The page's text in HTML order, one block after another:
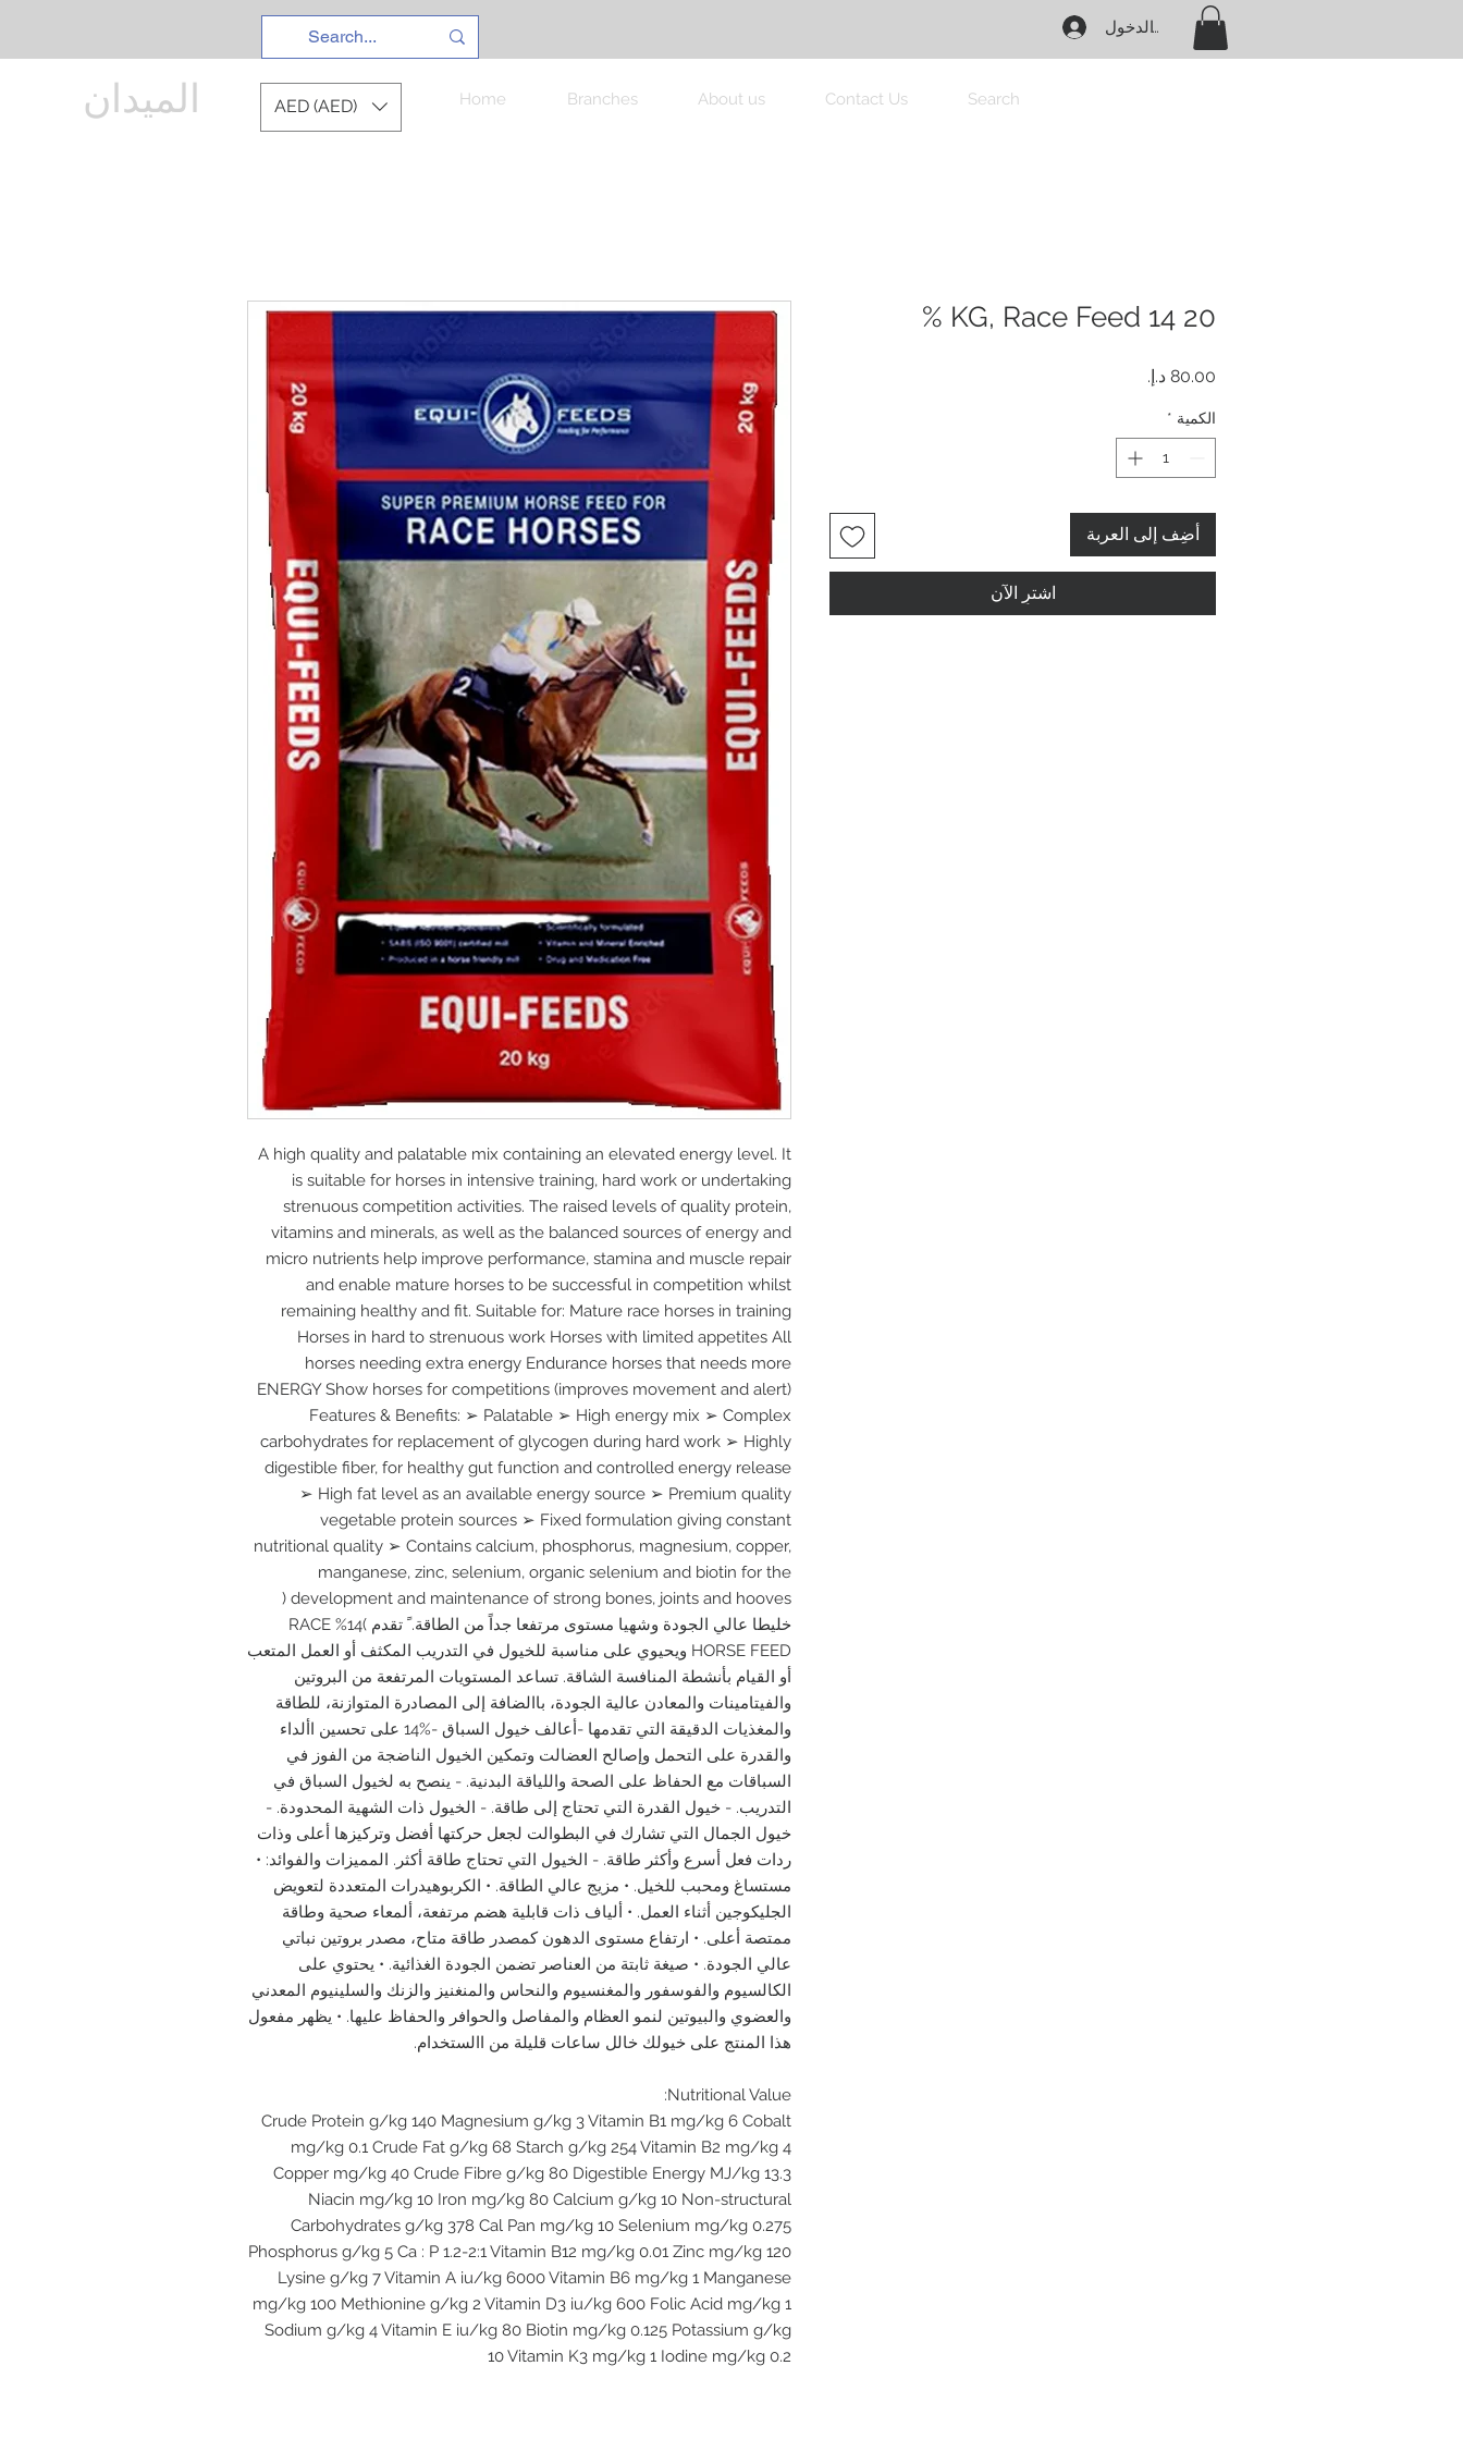
تسجيل الدخول
الميدان AED (AED) Home Branches About us Contact Us Search
A high quality and palatable mix containing an elevated energy level. It
is suitable for horses in intensive training, hard work or undertaking
strenuous competition activities. The raised levels of quality protein,
vitamins and minerals, as well as the balanced sources of energy and
micro nutrients help improve performance, stamina and muscle repair
and enable mature horses to be successful in competition whilst
remaining healthy and fit. Suitable for: Mature race horses in training
Horses in hard to strenuous work Horses with limited appetites All
horses needing extra energy Endurance horses that needs more
ENERGY Show horses for competitions (improves movement and alert)
Features & Benefits: ➢ Palatable ➢ High energy mix ➢ Complex
carbohydrates for replacement of glycogen during hard work ➢ Highly
digestible fiber, for healthy gut function and controlled energy release
➢ High fat level as an available energy source ➢ Premium quality
vegetable protein sources ➢ Fixed formulation giving constant
nutritional quality ➢ Contains calcium, phosphorus, magnesium, copper,
manganese, zinc, selenium, organic selenium and biotin for the
development and maintenance of strong bones, joints and hooves (
خليطا عالي الجودة وشهيا مستوى مرتفعا جداً من الطاقة. ً تقدم )14% RACE
HORSE FEED ويحيوي على مناسبة للخيول في التدريب المكثف أو العمل المتعب
أو القيام بأنشطة المنافسة الشاقة. تساعد المستويات المرتفعة من البروتين
والفيتامينات والمعادن عالية الجودة، باالضافة إلى المصادرة المتوازنة، للطاقة
والمغذيات الدقيقة التي تقدمها -أعالف خيول السباق -%14 على تحسين األداء
والقدرة على التحمل وإصالح العضالت وتمكين الخيول الناضجة من الفوز في
السباقات مع الحفاظ على الصحة واللياقة البدنية. - ينصح به لخيول السباق في
التدريب. - خيول القدرة التي تحتاج إلى طاقة. - الخيول ذات الشهية المحدودة. -
خيول الجمال التي تشارك في البطوالت لجعل حركتها أفضل وتركيزها أعلى وذات
ردات فعل أسرع وأكثر طاقة. - الخيول التي تحتاج طاقة أكثر. المميزات والفوائد: •
مستساغ ومحبب للخيل. • مزيج عالي الطاقة. • الكربوهيدرات المتعددة لتعويض
الجليكوجين أثناء العمل. • ألياف ذات قابلية هضم مرتفعة، ألمعاء صحية وطاقة
ممتصة أعلى. • ارتفاع مستوى الدهون كمصدر طاقة متاح، مصدر بروتين نباتي
عالي الجودة. • صيغة ثابتة من العناصر تضمن الجودة الغذائية. • يحتوي على
الكالسيوم والفوسفور والمغنسيوم والنحاس والمنغنيز والزنك والسلينيوم المعدني
والعضوي والبيوتين لنمو العظام والمفاصل والحوافر والحفاظ عليها. • يظهر مفعول
هذا المنتج على خيولك خالل ساعات قليلة من االستخدام.
Nutritional Value:
Crude Protein g/kg 140 Magnesium g/kg 3 Vitamin B1 mg/kg 6 Cobalt
mg/kg 0.1 Crude Fat g/kg 68 Starch g/kg 254 Vitamin B2 mg/kg 4
Copper mg/kg 40 Crude Fibre g/kg 80 Digestible Energy MJ/kg 13.3
Niacin mg/kg 10 Iron mg/kg 80 Calcium g/kg 10 Non-structural
Carbohydrates g/kg 378 Cal Pan mg/kg 10 Selenium mg/kg 0.275
Phosphorus g/kg 5 Ca : P 1.2-2:1 Vitamin B12 mg/kg 0.01 Zinc mg/kg 120
Lysine g/kg 7 Vitamin A iu/kg 6000 Vitamin B6 mg/kg 1 Manganese
mg/kg 100 Methionine g/kg 2 Vitamin D3 iu/kg 600 Folic Acid mg/kg 1
Sodium g/kg 4 Vitamin E iu/kg 80 Biotin mg/kg 0.125 Potassium g/kg
10 Vitamin K3 mg/kg 1 Iodine mg/kg 0.2
20 KG, Race Feed 14 %
الكمية *
أضِف إلى العربة
اشترِ الآن